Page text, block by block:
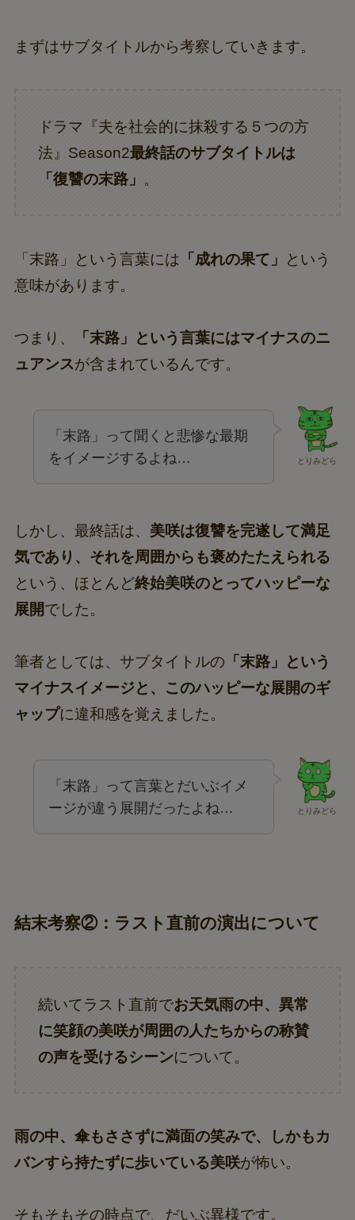
まずはサブタイトルから考察していきます。
ドラマ『夫を社会的に抹殺する５つの方
法』Season2最終話のサブタイトルは
「復讐の末路」 。
「末路」という言葉には 「成れの果て」
という
意味があります。
つまり、
「末路」という言葉にはマイナスのニ
ュアンスが含まれているんです。
とりみどら
「末路」って聞くと悲惨な最期
をイメージするよね…
しかし、最終話は、 美咲は復讐を完遂して満足
気であり、それを周囲からも褒めたたえられる
という、ほとんど終始美咲のとってハッピーな
展開でした。
筆者としては、サブタイトルの 「末路」という
マイナスイメージと、このハッピーな展開のギ
ャップに違和感を覚えました。
とりみどら
「末路」って言葉とだいぶイメ
ージが違う展開だったよね…
結末考察②：ラスト直前の演出について
続いてラスト直前でお天気雨の中、異常
に笑顔の美咲が周囲の人たちからの称賛
の声を受けるシーンについて。
雨の中、傘もささずに満面の笑みで、しかもカ
バンすら持たずに歩いている美咲が怖い。
そもそもその時点で、だいぶ異様です。